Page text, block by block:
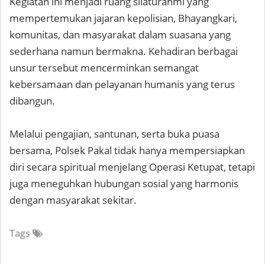
mempertemukan jajaran kepolisian, Bhayangkari,
komunitas, dan masyarakat dalam suasana yang
sederhana namun bermakna. Kehadiran berbagai
unsur tersebut mencerminkan semangat
kebersamaan dan pelayanan humanis yang terus
dibangun.
Melalui pengajian, santunan, serta buka puasa
bersama, Polsek Pakal tidak hanya mempersiapkan
diri secara spiritual menjelang Operasi Ketupat, tetapi
juga meneguhkan hubungan sosial yang harmonis
dengan masyarakat sekitar.
Tags